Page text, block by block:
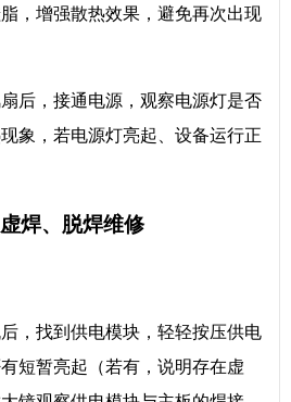
，增强散热效果，避免再次出现
后，接通电源，观察电源灯是否
象，若电源灯亮起、设备运行正
焊、脱焊维修
，找到供电模块，轻轻按压供电
短暂亮起（若有，说明存在虚